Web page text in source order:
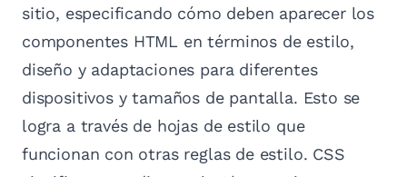
sitio, especificando cómo deben aparecer los
componentes HTML en términos de estilo,
diseño y adaptaciones para diferentes
dispositivos y tamaños de pantalla. Esto se
logra a través de hojas de estilo que
funcionan con otras reglas de estilo. CSS